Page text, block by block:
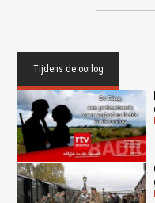
Tijdens de oorlog